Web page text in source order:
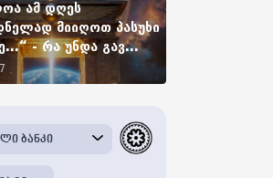
ამ დღეს
მიიღოთ პასუხი
- რა უნდა გავ...